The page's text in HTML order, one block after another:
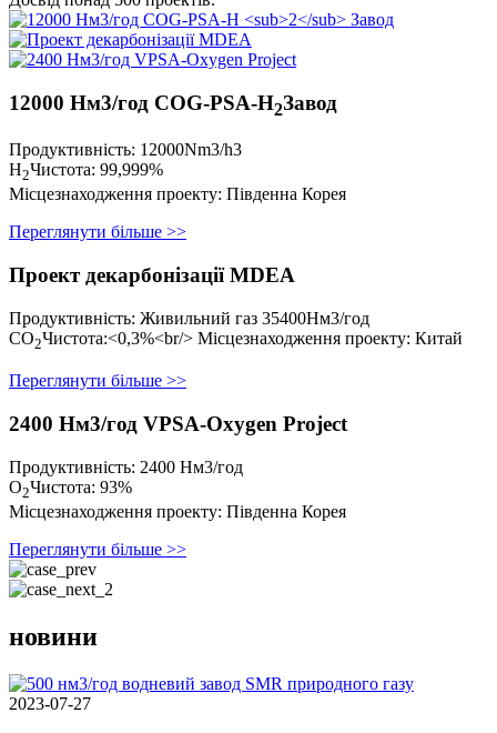
12000 Нм3/год COG-PSA-H2Завод
Продуктивність: 12000Nm3/h3
H2Чистота: 99,999%
Місцезнаходження проекту: Південна Корея
Переглянути більше >>
Проект декарбонізації MDEA
Продуктивність: Живильний газ 35400Нм3/год
CO2Чистота:<0,3%<br/> Місцезнаходження проекту: Китай
Переглянути більше >>
2400 Нм3/год VPSA-Oxygen Project
Продуктивність: 2400 Нм3/год
O2Чистота: 93%
Місцезнаходження проекту: Південна Корея
Переглянути більше >>
новини
2023-07-27